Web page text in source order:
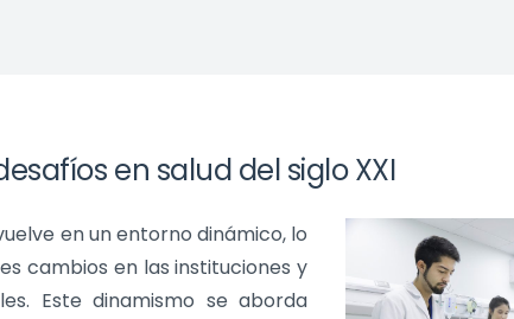
en salud del siglo XXI
en un entorno dinámico, lo
cambios en las instituciones y
Este dinamismo se aborda